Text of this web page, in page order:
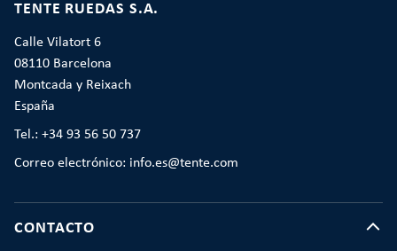
TENTE RUEDAS S.A.
Calle Vilatort 6
08110 Barcelona
Montcada y Reixach
España
Tel.: +34 93 56 50 737
Correo electrónico: info.es@tente.com
CONTACTO